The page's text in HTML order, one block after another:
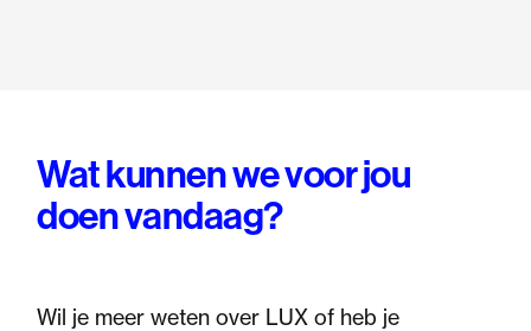
Wat kunnen we voor jou
doen vandaag?
Wil je meer weten over LUX of heb je